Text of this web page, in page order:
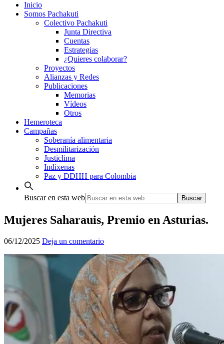
Inicio
Somos Pachakuti
Colectivo Pachakuti
Junta Directiva
Cuentas
Estrategias
¿Quieres colaborar?
Proyectos
Alianzas y Redes
Publicaciones
Memorias
Vídeos
Otros
Hemeroteca
Campañas
Soberanía alimentaria
Desmilitarización
Justiclima
Indíxenas
Paz y DDHH para Colombia
Buscar en esta web
Mujeres Saharauis, Premio en Asturias.
06/12/2025 Deja un comentario